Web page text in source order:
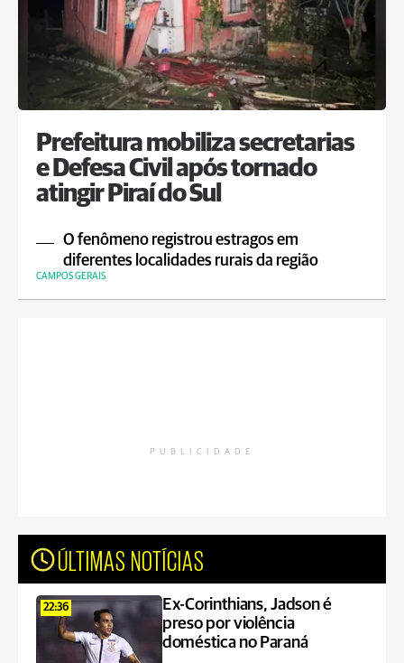
Prefeitura mobiliza secretarias
e Defesa Civil após tornado
atingir Piraí do Sul
O fenômeno registrou estragos em
diferentes localidades rurais da região
CAMPOS GERAIS
PUBLICIDADE
ÚLTIMAS NOTÍCIAS
22:36
Ex-Corinthians, Jadson é
preso por violência
doméstica no Paraná